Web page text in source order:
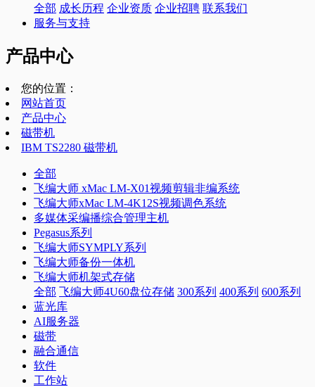
全部 成长历程 企业资质 企业招聘 联系我们
服务与支持
产品中心
您的位置：
网站首页
产品中心
磁带机
IBM TS2280 磁带机
全部
飞编大师 xMac LM-X01视频剪辑非编系统
飞编大师xMac LM-4K12S视频调色系统
多媒体采编播综合管理主机
Pegasus系列
飞编大师SYMPLY系列
飞编大师备份一体机
飞编大师机架式存储
全部 飞编大师4U60盘位存储 300系列 400系列 600系列
蓝光库
AI服务器
磁带
融合通信
软件
工作站